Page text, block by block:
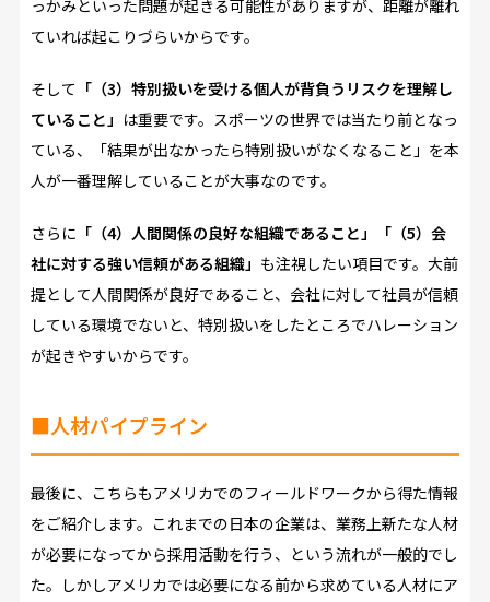
っかみといった問題が起きる可能性がありますが、距離が離れ
ていれば起こりづらいからです。
そして 「（3）特別扱いを受ける個人が背負うリスクを理解し
ていること」 は重要です。スポーツの世界では当たり前となっ
ている、「結果が出なかったら特別扱いがなくなること」を本
人が一番理解していることが大事なのです。
さらに 「（4）人間関係の良好な組織であること」「（5）会
社に対する強い信頼がある組織」 も注視したい項目です。大前
提として人間関係が良好であること、会社に対して社員が信頼
している環境でないと、特別扱いをしたところでハレーション
が起きやすいからです。
■人材パイプライン
最後に、こちらもアメリカでのフィールドワークから得た情報
をご紹介します。これまでの日本の企業は、業務上新たな人材
が必要になってから採用活動を行う、という流れが一般的でし
た。しかしアメリカでは必要になる前から求めている人材にア